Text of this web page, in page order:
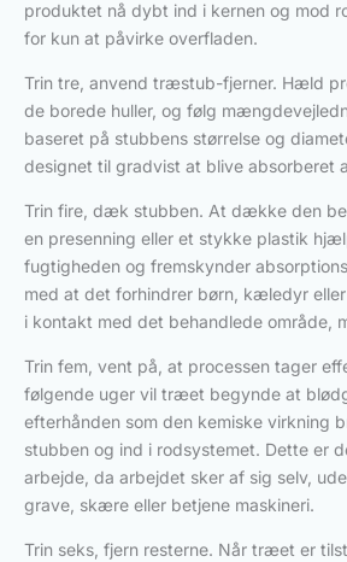
produktet nå dybt ind i kernen og mod
for kun at påvirke overfladen.
Trin tre, anvend træstub-fjerner. Hæld
de borede huller, og følg
baseret på stubbens størrelse og
designet til gradvist at blive absorberet
Trin fire, dæk stubben. At dække den
en presenning eller et stykke plastik
fugtigheden og fremskynder
med at det forhindrer børn, kæledyr
i kontakt med det behandlede område,
Trin fem, vent på, at processen tager
følgende uger vil træet begynde at
efterhånden som den kemiske virkning
stubben og ind i rodsystemet. Dette er
arbejde, da arbejdet sker af sig selv,
grave, skære eller betjene maskineri.
Trin seks, fjern resterne. Når træet er